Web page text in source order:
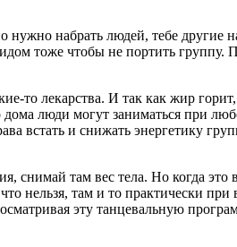
нужно набрать людей, тебе
тоже чтобы не портить группу.
то лекарства. И так как жир горит,
люди могут заниматься при
встать и снижать энергетику
снимай там вес тела. Но когда это
нельзя, там и то практически при
эту танцевальную